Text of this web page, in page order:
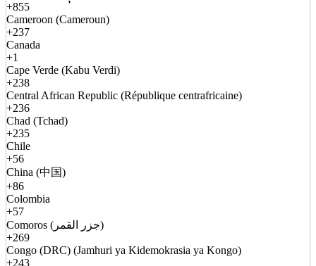
+855
Cameroon (Cameroun)
+237
Canada
+1
Cape Verde (Kabu Verdi)
+238
Central African Republic (République centrafricaine)
+236
Chad (Tchad)
+235
Chile
+56
China (中国)
+86
Colombia
+57
Comoros (جزر القمر)
+269
Congo (DRC) (Jamhuri ya Kidemokrasia ya Kongo)
+243